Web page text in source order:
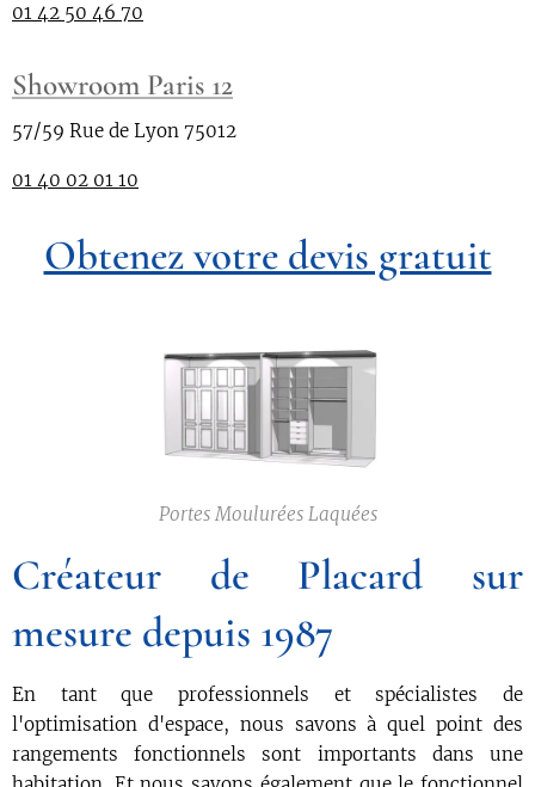
01 42 50 46 70
Showroom Paris 12
57/59 Rue de Lyon 75012
01 40 02 01 10
Obtenez votre devis gratuit
Portes Moulurées Laquées
Créateur de Placard sur
mesure depuis 1987
En tant que professionnels et spécialistes de
l'optimisation d'espace, nous savons à quel point des
rangements fonctionnels sont importants dans une